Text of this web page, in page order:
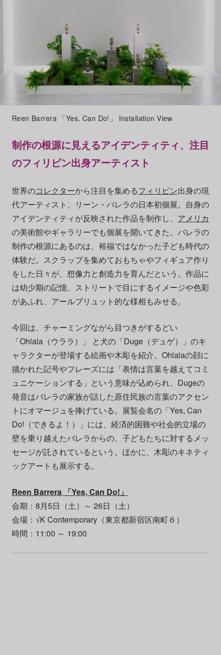
Reen Barrera 「Yes, Can Do!」 Installation View
制作の根源に見えるアイデンティティ、注目
のフィリピン出身アーティスト
世界のコレクターから注目を集めるフィリピン出身の現
代アーティスト、リーン・バレラの日本初個展。自身の
アイデンティティが反映された作品を制作し、 アメリカ
の美術館やギャラリーでも個展を開いてきた。バレラの
制作の根源にあるのは、裕福ではなかった子ども時代の
体験だ。スクラップを集めておもちゃやフィギュア作り
をした日々が、想像力と創造力を育んだという。作品に
は幼少期の記憶、ストリートで目にするイメージや色彩
があふれ、アールブリュット的な様相もみせる。
今回は、チャーミングながら目つきがするどい
「Ohlala（ウララ）」 と犬の「Duge（デュゲ）」のキ
ャラクターが登場する絵画や木彫を紹介。Ohlalaの顔に
描かれた記号やフレーズには「表情は言葉を越えてコミ
ュニケーションする」という意味が込められ、Dugeの
発音はバレラの家族が話した原住民族の言葉のアクセン
トにオマージュを捧げている。展覧会名の「Yes, Can
Do!（できるよ！）」には、経済的困難や社会的立場の
壁を乗り越えたバレラからの、子どもたちに対するメッ
セージが託されているという。ほかに、木彫のキネティ
ックアートも展示する。
Reen Barrera 「Yes, Can Do!」
会期：8月5日（土）～ 26日（土）
会場：√K Contemporary（東京都新宿区南町６）
時間：11:00 ～ 19:00